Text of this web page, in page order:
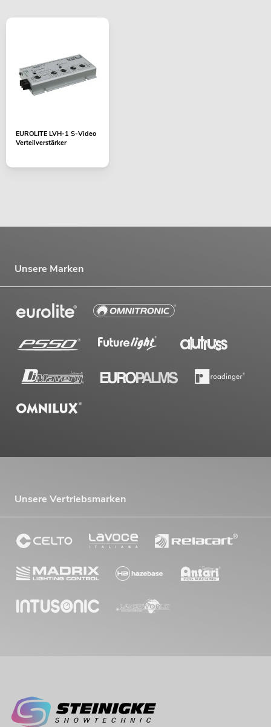
EUROLITE LVH-1 S-Video
Verteilverstärker
Unsere Marken
Unsere Vertriebsmarken